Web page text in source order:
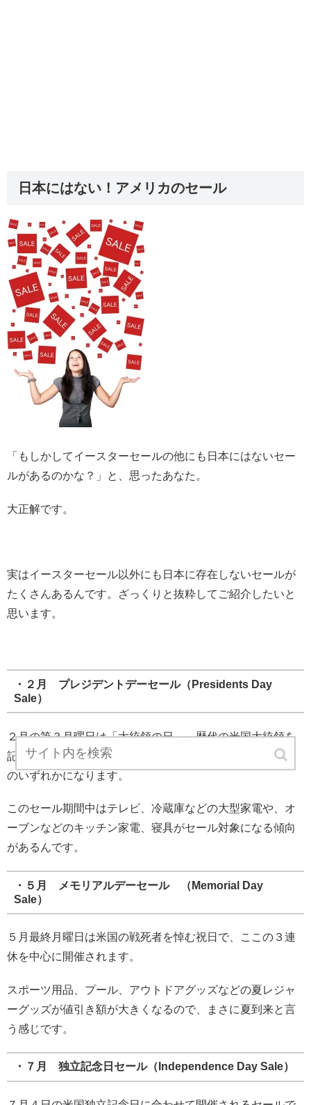
日本にはない！アメリカのセール
「もしかしてイースターセールの他にも日本にはないセー
ルがあるのかな？」と、思ったあなた。
大正解です。
実はイースターセール以外にも日本に存在しないセールが
たくさんあるんです。ざっくりと抜粋してご紹介したいと
思います。
・２月 プレジデントデーセール（Presidents Day
Sale）
２月の第３月曜日は「大統領の日」。歴代の米国大統領を
記念する祝日で、祝日の日付は２月１５日から２１日まで
のいずれかになります。
このセール期間中はテレビ、冷蔵庫などの大型家電や、オ
ーブンなどのキッチン家電、寝具がセール対象になる傾向
があるんです。
・５月 メモリアルデーセール （Memorial Day
Sale）
５月最終月曜日は米国の戦死者を悼む祝日で、ここの３連
休を中心に開催されます。
スポーツ用品、プール、アウトドアグッズなどの夏レジャ
ーグッズが値引き額が大きくなるので、まさに夏到来と言
う感じです。
・７月 独立記念日セール（Independence Day Sale）